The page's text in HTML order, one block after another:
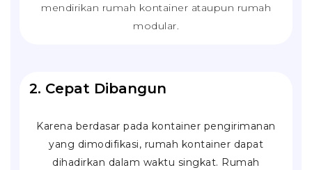
mendirikan rumah kontainer ataupun rumah
modular.
2. Cepat Dibangun
Karena berdasar pada kontainer pengirimanan
yang dimodifikasi, rumah kontainer dapat
dihadirkan dalam waktu singkat. Rumah